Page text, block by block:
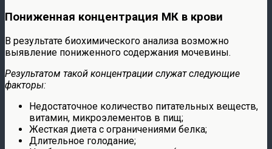
Пониженная концентрация МК в крови
В результате биохимического анализа возможно
выявление пониженного содержания мочевины.
Результатом такой концентрации служат следующие
факторы:
Недостаточное количество питательных веществ,
витамин, микроэлементов в пищ;
Жесткая диета с ограничениями белка;
Длительное голодание;